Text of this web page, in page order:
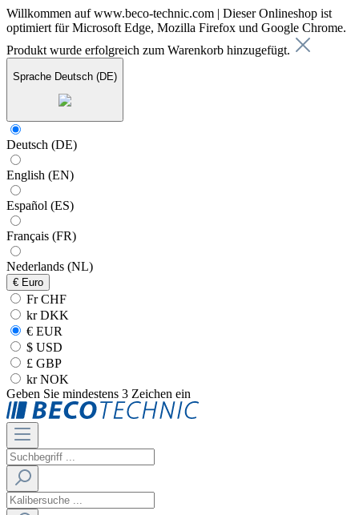
Willkommen auf www.beco-technic.com | Dieser Onlineshop ist
optimiert für Microsoft Edge, Mozilla Firefox und Google Chrome.
Produkt wurde erfolgreich zum Warenkorb hinzugefügt.
Sprache Deutsch (DE)
Deutsch (DE)
English (EN)
Español (ES)
Français (FR)
Nederlands (NL)
€ Euro
Fr CHF
kr DKK
€ EUR
$ USD
£ GBP
kr NOK
Geben Sie mindestens 3 Zeichen ein